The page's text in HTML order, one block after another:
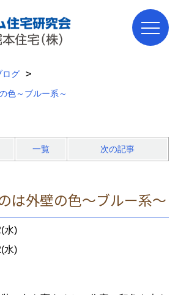
ログ
色～ブルー系～
一覧 次の記事
は外壁の色～ブルー系～
水)
水)